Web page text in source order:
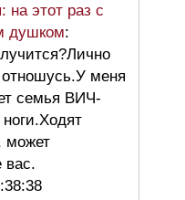
этот раз с
душком:
меня
семья ВИЧ-
может
вас.